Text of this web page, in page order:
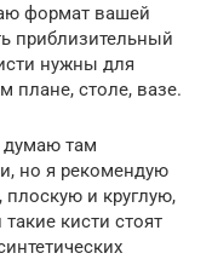
формат вашей
приблизительный
нужны для
плане, столе, вазе.
думаю там
но я рекомендую
плоскую и круглую,
кисти стоят